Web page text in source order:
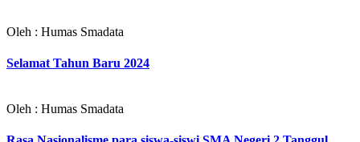
Oleh : Humas Smadata
Selamat Tahun Baru 2024
Oleh : Humas Smadata